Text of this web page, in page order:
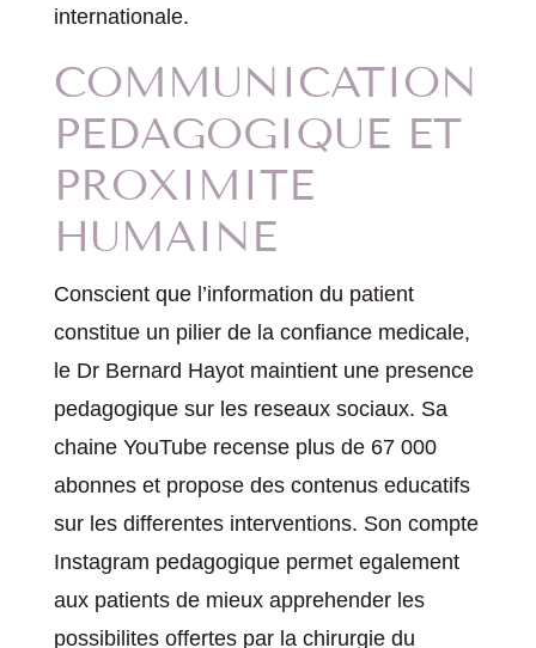
internationale.
COMMUNICATION
PEDAGOGIQUE ET
PROXIMITE
HUMAINE
Conscient que l’information du patient
constitue un pilier de la confiance medicale,
le Dr Bernard Hayot maintient une presence
pedagogique sur les reseaux sociaux. Sa
chaine YouTube recense plus de 67 000
abonnes et propose des contenus educatifs
sur les differentes interventions. Son compte
Instagram pedagogique permet egalement
aux patients de mieux apprehender les
possibilites offertes par la chirurgie du